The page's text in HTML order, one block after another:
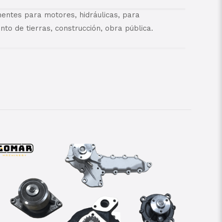
para motores, hidráulicas, para
de tierras, construcción, obra pública.